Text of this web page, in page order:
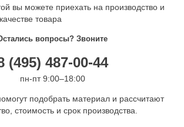
вы можете приехать на производство и
товара
вопросы? Звоните
(495) 487-00-44
пн-пт 9:00–18:00
подобрать материал и рассчитают
стоимость и срок производства.